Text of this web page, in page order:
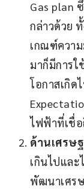
Gas plan
กล่าวด้วย
เกณฑ์ควา
มาก็มีการใ
โอกาสเกิด
ไฟฟ้าที่เชื่อ
ด้านเศรษ
เกินไปและ
พัฒนาเศร